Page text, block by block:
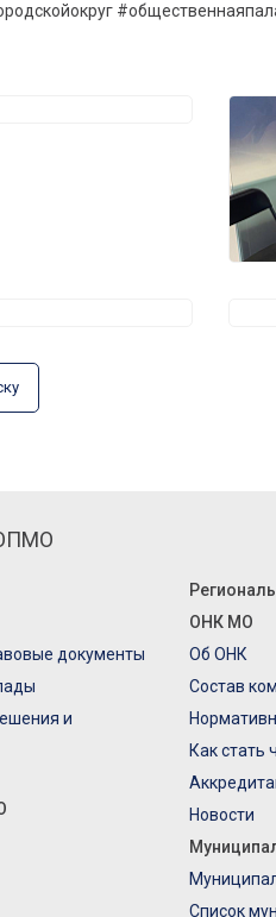
документы
и
ОНК МО
Об ОНК
Состав
Как стать
Новости
Список